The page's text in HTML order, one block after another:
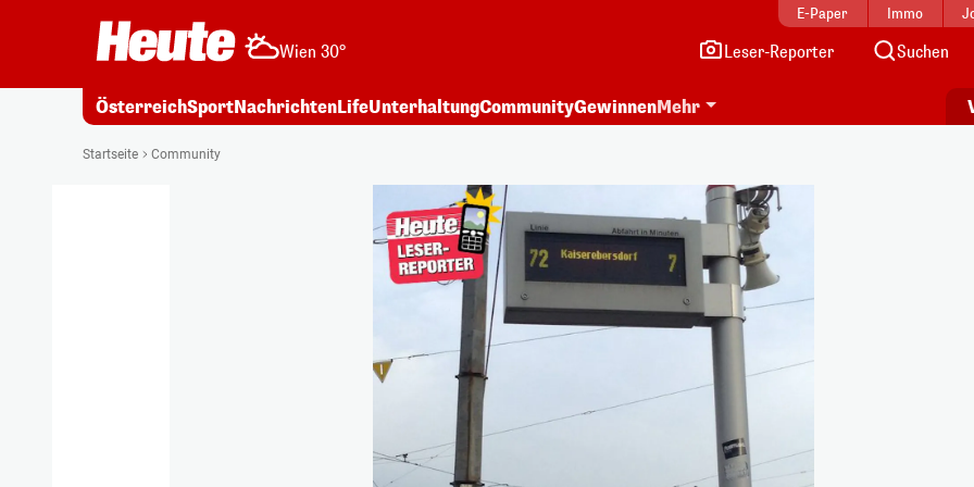
E-Paper Immo
Wien 30° Leser-Reporter Suchen
ÖsterreichSportNachrichtenLifeUnterhaltungCommunityGewinnenMehr
Startseite Community